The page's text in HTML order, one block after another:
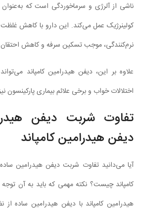
ناشی از آلرژی و سرماخوردگی است که
کولینرژیک عمل می‌کند. این دارو با کاهش غلظت
نرم‌کنندگی، موجب تسکین سرفه و کاهش احتقان
علاوه بر این، دیفن هیدرامین کامپاند
اختلالات خواب و برخی علائم بیماری پارکینسون
تفاوت شربت دیفن
دیفن هیدرامین کامپاند
آیا می‌دانید تفاوت شربت دیفن هیدرامین
کامپاند چیست؟ نکته مهمی که باید به آن
هیدرامین کامپاند با دیفن هیدرامین ساده از